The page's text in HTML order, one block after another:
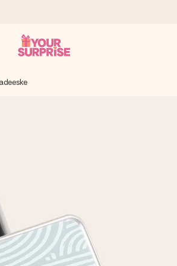
gi gaven i tide, når den betyr aller mest.
som virkelig berører hjertet. Ikke noe